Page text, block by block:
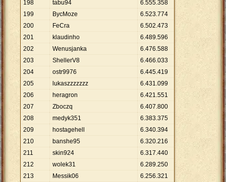
198
tabu94 6.555.358
199
BycMoze 6.523.774
200
FeCra 6.502.473
201
klaudinho 6.489.596
202
Wenusjanka 6.476.588
203
ShellerV8 6.466.033
204
ostr9976 6.445.419
205
lukaszzzzzzz 6.431.099
206
heragron 6.421.551
207
Zboczq 6.407.800
208
medyk351 6.383.375
209
hostagehell 6.340.394
210
banshe95 6.320.216
211
skin924 6.317.440
212
wolek31 6.289.250
213
Messik06 6.256.321